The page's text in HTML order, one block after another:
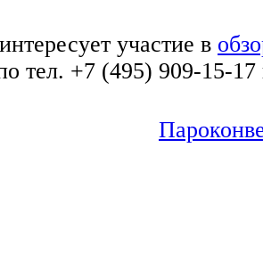
участие в
тел. +7 (495) 909-15-17